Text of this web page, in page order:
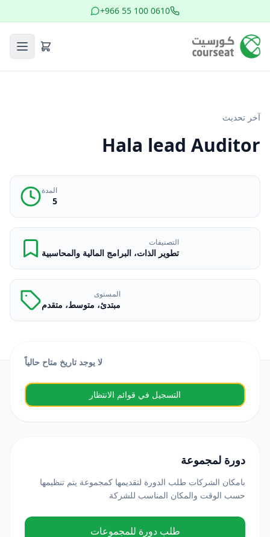
+966 55 100 0610
آخر تحديث
Hala lead Auditor
المدة
5
التصنيفات
تطوير الذات، البرامج المالية والمحاسبية
المستوى
مبتدئ، متوسط، متقدم
لا يوجد تاريخ متاح حالياً
التسجيل في قوائم الانتظار
دورة لمجموعة
بامكان الشركات طلب الدورة لتقديمها كمجموعة يتم تنظيمها
حسب الوقت والمكان المناسب للشركة
طلب دورة للمجموعات